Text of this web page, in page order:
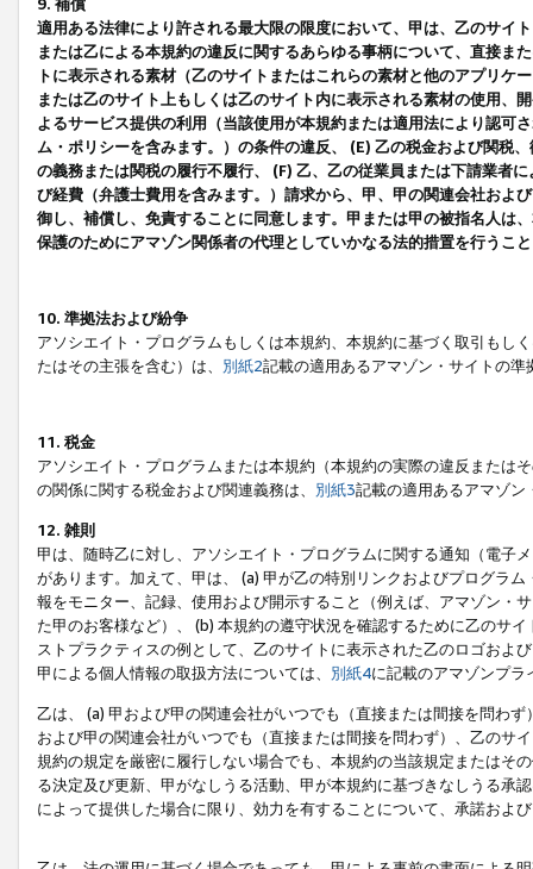
9. 補償
適用ある法律により許される最大限の限度において、甲は、乙のサイ
または乙による本規約の違反に関するあらゆる事柄について、直接ま
トに表示される素材（乙のサイトまたはこれらの素材と他のアプリ
または乙のサイト上もしくは乙のサイト内に表示される素材の使用、
よるサービス提供の利用（当該使用が本規約または適用法により認可
ム・ポリシーを含みます。）の条件の違反、 (E) 乙の税金および関税
の義務または関税の履行不履行、 (F) 乙、乙の従業員または下請業者
び経費（弁護士費用を含みます。）請求から、甲、甲の関連会社およ
御し、補償し、免責することに同意します。甲または甲の被指名人は
保護のためにアマゾン関係者の代理としていかなる法的措置を行うこ
10. 準拠法および紛争
アソシエイト・プログラムもしくは本規約、本規約に基づく取引もし
たはその主張を含む）は、 別紙2記載の適用あるアマゾン・サイトの
11. 税金
アソシエイト・プログラムまたは本規約（本規約の実際の違反または
の関係に関する税金および関連義務は、 別紙3記載の適用あるアマゾン
12. 雑則
甲は、随時乙に対し、アソシエイト・プログラムに関する通知（電子
があります。加えて、甲は、 (a) 甲が乙の特別リンクおよびプログラ
報をモニター、記録、使用および開示すること（例えば、アマゾン・
た甲のお客様など）、 (b) 本規約の遵守状況を確認するために乙のサ
ストプラクティスの例として、乙のサイトに表示された乙のロゴおよ
甲による個人情報の取扱方法については、 別紙4に記載のアマゾンプ
乙は、 (a) 甲および甲の関連会社がいつでも（直接または間接を問わ
および甲の関連会社がいつでも（直接または間接を問わず）、乙のサ
規約の規定を厳密に履行しない場合でも、本規約の当該規定またはそ
る決定及び更新、甲がなしうる活動、甲が本規約に基づきなしうる承
によって提供した場合に限り、効力を有することについて、承諾およ